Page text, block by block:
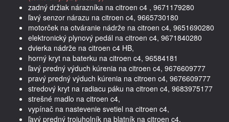
zadný držiak nárazníka na citroen c4 , 9671179280
ľavý senzor nárazu na citroen c4, 9665730180
motorček na otváranie nádrže na citroen c4, 9651690280
elektronický plynový pedál na citroen c4, 9671840280
dvierka nádrže na citroen c4 HB,
horný kryt na baterku na citroen c4, 96584181
ľavý predný výduch kúrenia na citroen c4, 9676609777
pravý predný výduch kúrenia na citroen c4, 9676609777
stredový kryt na radiacu páku na citroen c4, 9683975177
strešné madlo na citroen c4,
vypínač na nastevenie svetiel na citroen c4,
ľavý predný trojuholník na blatník na citroen c4,